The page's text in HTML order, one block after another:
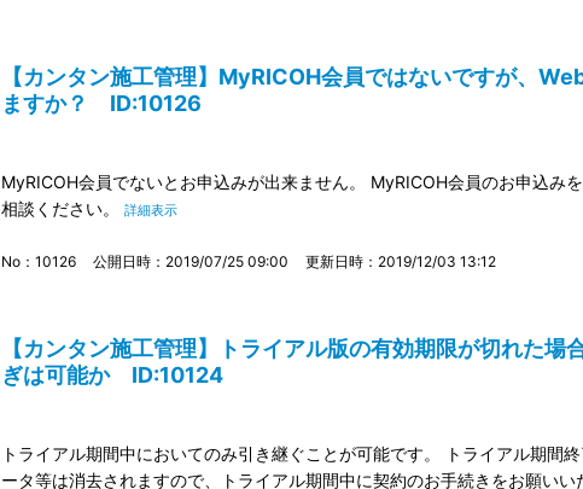
【カンタン施工管理】MyRICOH会員ではないですが、
ますか？ ID:10126
MyRICOH会員でないとお申込みが出来ません。 MyRICOH会員のお申込み
相談ください。
詳細表示
No：10126 公開日時：2019/07/25 09:00 更新日時：2019/12/03 13:12
【カンタン施工管理】トライアル版の有効期限が切れた場
ぎは可能か ID:10124
トライアル期間中においてのみ引き継ぐことが可能です。 トライアル期間
ータ等は消去されますので、トライアル期間中に契約のお手続きをお願いい